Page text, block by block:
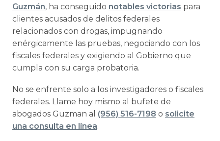
Guzmán, ha conseguido notables victorias para
clientes acusados de delitos federales
relacionados con drogas, impugnando
enérgicamente las pruebas, negociando con los
fiscales federales y exigiendo al Gobierno que
cumpla con su carga probatoria.
No se enfrente solo a los investigadores o fiscales
federales. Llame hoy mismo al bufete de
abogados Guzman al (956) 516-7198 o solicite
una consulta en línea.